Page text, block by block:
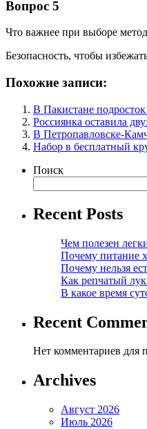
Вопрос 5
Что важнее при выборе
Безопасность, чтобы
Похожие записи:
В Пакистане
Россиянка оставила
В Петропавловске-
Набор в бесплатный
Поиск
Recent Posts
Чем полезен
Почему питание
Почему нельзя
Как репчатый лук
В какое время
Recent
Нет комментариев для
Archives
Август 2026
Июль 2026